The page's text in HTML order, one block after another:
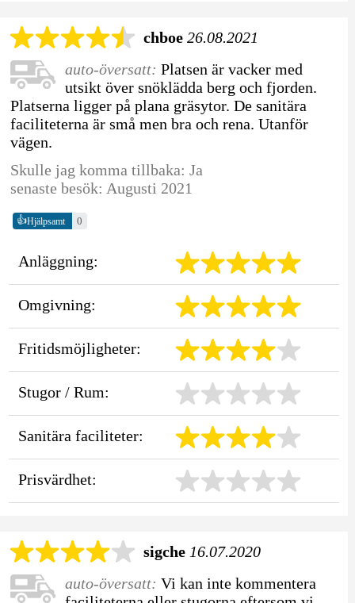
chboe 26.08.2021
auto-översatt: Platsen är vacker med
utsikt över snöklädda berg och fjorden.
Platserna ligger på plana gräsytor. De sanitära
faciliteterna är små men bra och rena. Utanför
vägen.
Skulle jag komma tillbaka: Ja
senaste besök: Augusti 2021
👍Hjälpsamt 0
Anläggning:
Omgivning:
Fritidsmöjligheter:
Stugor / Rum:
Sanitära faciliteter:
Prisvärdhet:
sigche 16.07.2020
auto-översatt: Vi kan inte kommentera